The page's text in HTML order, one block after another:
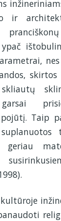
ir
ypač
Taip